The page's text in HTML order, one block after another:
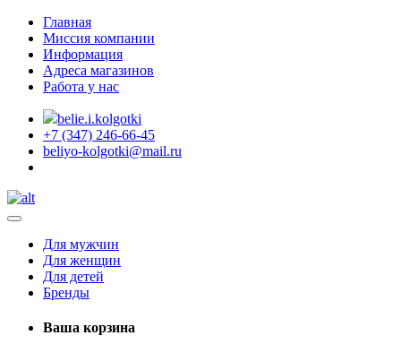
Главная
Миссия компании
Информация
Адреса магазинов
Работа у нас
belie.i.kolgotki
+7 (347) 246-66-45
beliyo-kolgotki@mail.ru
Для мужчин
Для женщин
Для детей
Бренды
Ваша корзина